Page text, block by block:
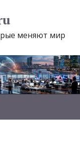
меняют мир